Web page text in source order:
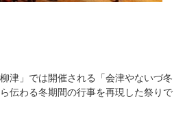
津」では開催される「会津やないづ冬
伝わる冬期間の行事を再現した祭りで